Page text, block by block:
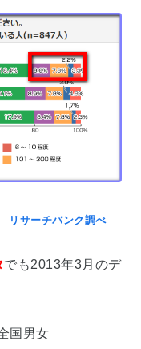
リサーチバンク調べ
でも2013年3月のデ
国男女